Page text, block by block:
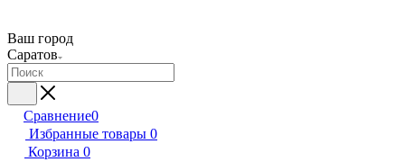
Ваш город
Саратов
Сравнение0
Избранные товары 0
Корзина 0